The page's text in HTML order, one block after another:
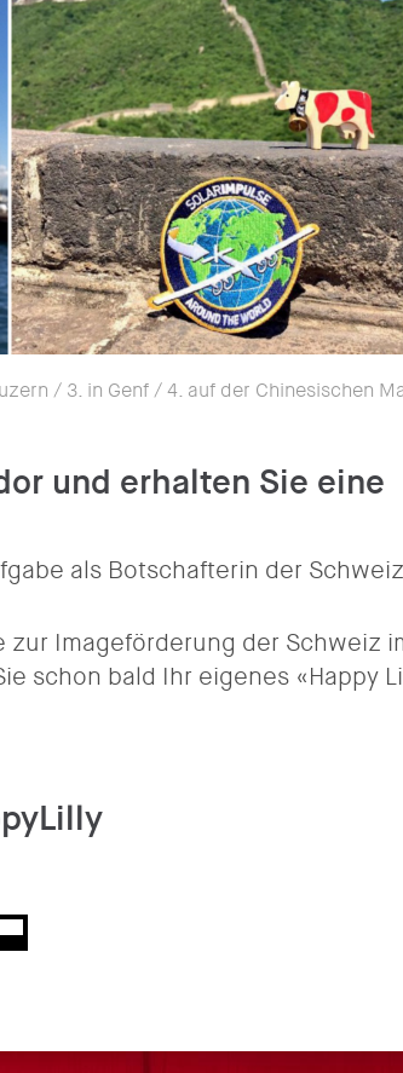
/ 3. in Genf / 4. auf der Chinesischen
und erhalten Sie eine
als Botschafterin der
zur Imageförderung der Schweiz
schon bald Ihr eigenes «Happy